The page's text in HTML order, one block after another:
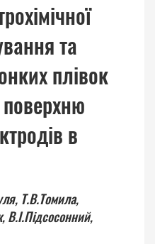
та
плівок
поверхню
в
Т.В.Томила,
В.І.Підсосонний,